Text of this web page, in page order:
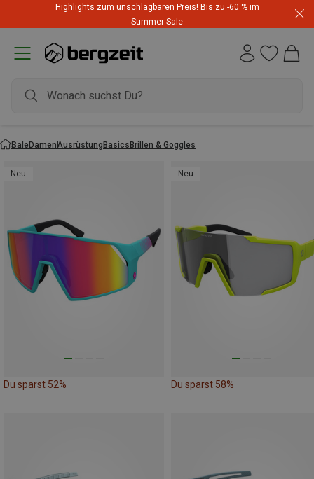
Highlights zum unschlagbaren Preis! Bis zu -60 % im
Summer Sale
SaleDamenAusrüstungBasicsBrillen & Goggles
Neu
Du sparst 52%
Neu
Du sparst 58%